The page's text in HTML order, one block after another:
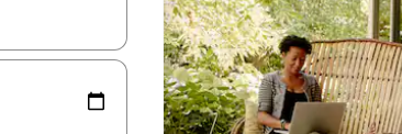
du navigere med piletasterne op og ned eller se